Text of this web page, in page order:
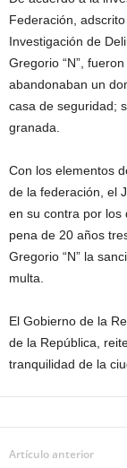
Federación,
Investigación de
Gregorio “N”,
abandonaban un
casa de seguridad;
granada.
Con los elementos
de la federación, el
en su contra por los
pena de 20 años
Gregorio “N” la
multa.
El Gobierno de la
de la República,
tranquilidad de la
Artículo anterior